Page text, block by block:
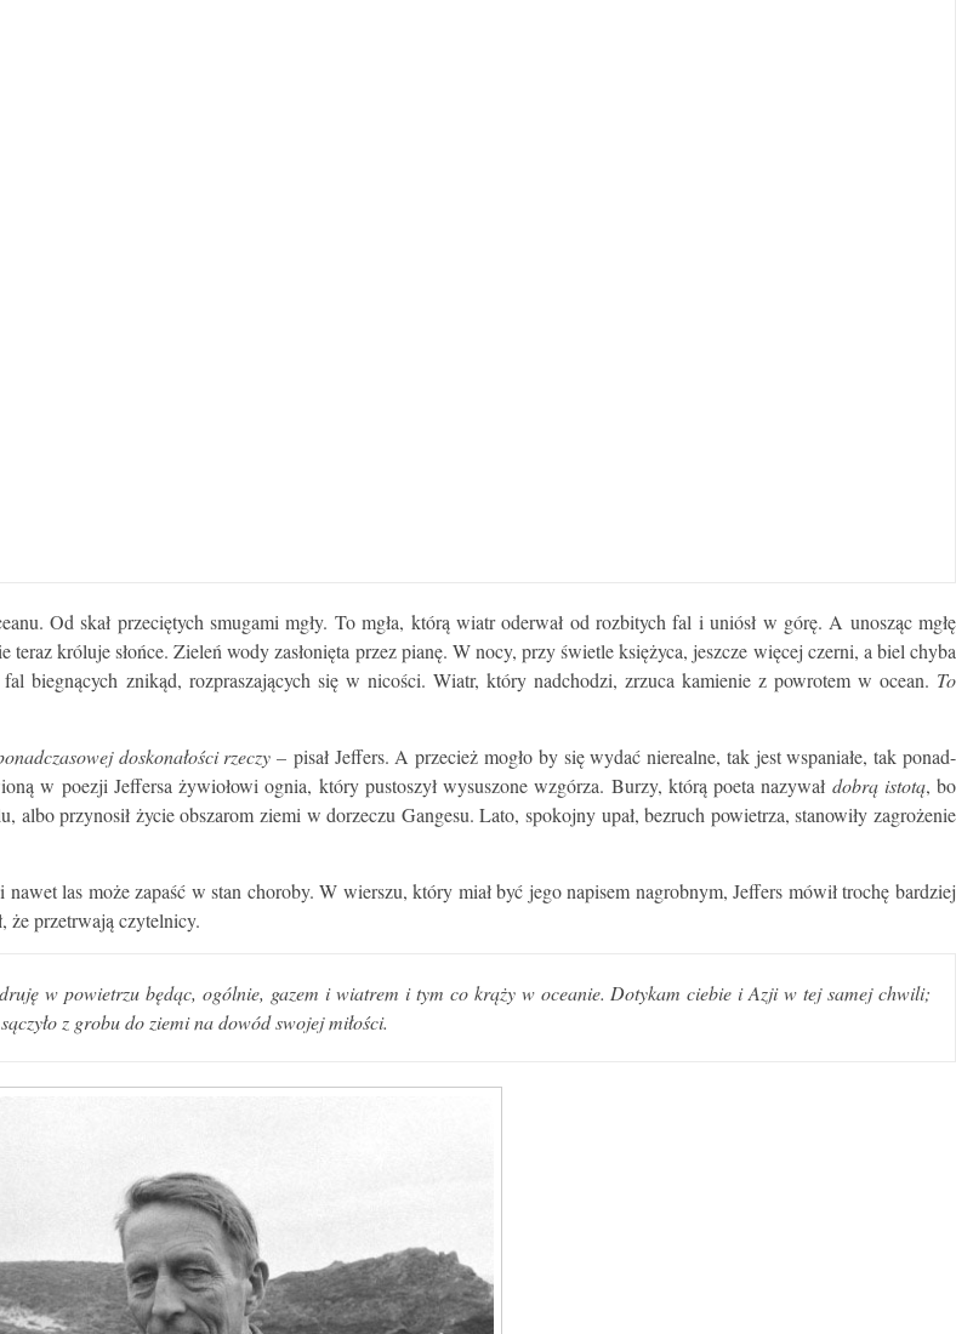
Od skał przeciętych smugami mgły. To mgła, którą wiatr oderwał od rozbitych fal i uniósł w górę. A unosząc mgłę
króluje słońce. Zieleń wody zasłonięta przez pianę. W nocy, przy świetle księżyca, jeszcze więcej czerni, a biel chyba
biegnących znikąd, rozpraszających się w nicości. Wiatr, który nadchodzi, zrzuca kamienie z powrotem w ocean. To
doskonałości rzeczy – pisał Jeffers. A przecież mogło by się wydać nierealne, tak jest wspaniałe, tak ponad-
w poezji Jeffersa żywiołowi ognia, który pustoszył wysuszone wzgórza. Burzy, którą poeta nazywał dobrą istotą, bo
przynosił życie obszarom ziemi w dorzeczu Gangesu. Lato, spokojny upał, bezruch powietrza, stanowiły zagrożenie
las może zapaść w stan choroby. W wierszu, który miał być jego napisem nagrobnym, Jeffers mówił trochę bardziej
że przetrwają czytelnicy.
w powietrzu będąc, ogólnie, gazem i wiatrem i tym co krąży w oceanie. Dotykam ciebie i Azji w tej samej chwili;
z grobu do ziemi na dowód swojej miłości.